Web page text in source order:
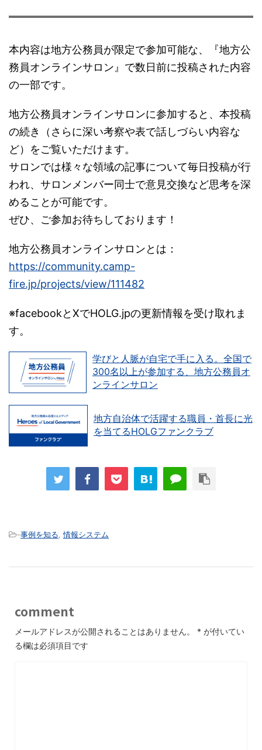
本内容は地方公務員が限定で参加可能な、『地方公
務員オンラインサロン』で数日前に投稿された内容
の一部です。
地方公務員オンラインサロンに参加すると、本投稿
の続き（さらに深い考察や表で話しづらい内容な
ど）をご覧いただけます。
サロンでは様々な領域の記事について毎日投稿が行
われ、サロンメンバー同士で意見交換など思考を深
めることが可能です。
ぜひ、ご参加お待ちしております！
地方公務員オンラインサロンとは：
https://community.camp-
fire.jp/projects/view/111482
※facebookとXでHOLG.jpの更新情報を受け取れま
す。
学びと人脈が自宅で手に入る。全国で
300名以上が参加する、地方公務員オ
ンラインサロン
地方自治体で活躍する職員・首長に光
を当てるHOLGファンクラブ
-事例を知る ,情報システム
comment
メールアドレスが公開されることはありません。 * が付いてい
る欄は必須項目です